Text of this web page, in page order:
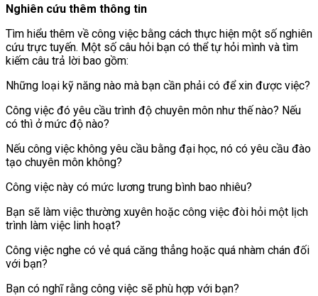
Nghiên cứu thêm thông tin
Tìm hiểu thêm về công việc bằng cách thực hiện một số nghiên
cứu trực tuyến. Một số câu hỏi bạn có thể tự hỏi mình và tìm
kiếm câu trả lời bao gồm:
Những loại kỹ năng nào mà bạn cần phải có để xin được việc?
Công việc đó yêu cầu trình độ chuyên môn như thế nào? Nếu
có thì ở mức độ nào?
Nếu công việc không yêu cầu bằng đại học, nó có yêu cầu đào
tạo chuyên môn không?
Công việc này có mức lương trung bình bao nhiêu?
Bạn sẽ làm việc thường xuyên hoặc công việc đòi hỏi một lịch
trình làm việc linh hoạt?
Công việc nghe có vẻ quá căng thẳng hoặc quá nhàm chán đối
với bạn?
Bạn có nghĩ rằng công việc sẽ phù hợp với bạn?